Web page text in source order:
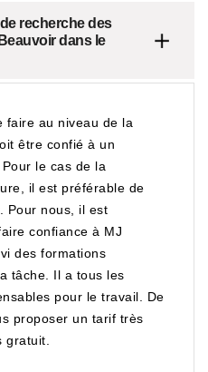
recherche des
dans le
faire au niveau de la
être confié à un
le cas de la
il est préférable de
Pour nous, il est
confiance à MJ
des formations
tâche. Il a tous les
pour le travail. De
proposer un tarif très
gratuit.